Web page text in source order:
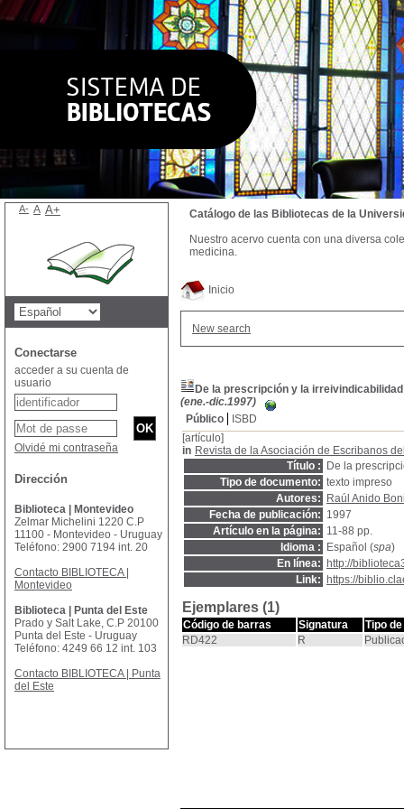
Inicio
New search
De la prescripción y la irreivindicabilidad
(ene.-dic.1997)
Público
ISBD
[artículo]
in Revista de la Asociación de Escribanos
Título :
De la
Tipo de documento: texto impreso
Autores:
Raúl Anido
Fecha de publicación: 1997
Artículo en la página: 11-88 pp.
Idioma :
Español (spa)
En línea:
http://
Link:
https://
Ejemplares (1)
Código de barras Signatura
Tipo
RD422
R
Catálogo de las Bibliotecas de la
Nuestro acervo cuenta con una diversa
medicina.
A- A A+
Conectarse
acceder a su cuenta de
usuario
Olvidé mi contraseña
Dirección
Biblioteca | Montevideo
Zelmar Michelini 1220 C.P
11100 - Montevideo - Uruguay
Teléfono: 2900 7194 int. 20
Contacto BIBLIOTECA |
Montevideo
Biblioteca | Punta del Este
Prado y Salt Lake, C.P 20100
Punta del Este - Uruguay
Teléfono: 4249 66 12 int. 103
Contacto BIBLIOTECA | Punta
del Este